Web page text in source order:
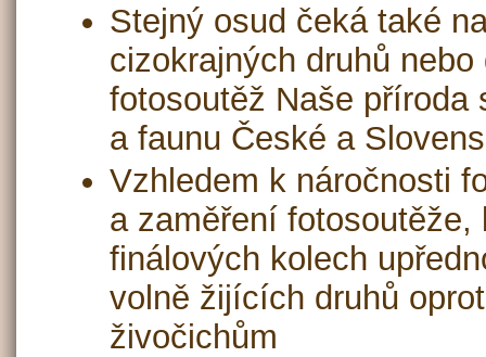
Stejný osud čeká také
cizokrajných druhů
fotosoutěž Naše příroda
a faunu České a
Vzhledem k náročnosti
a zaměření fotosoutěže,
finálových kolech
volně žijících druhů
živočichům